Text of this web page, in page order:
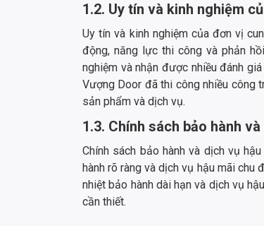
1.2. Uy tín và kinh nghiệm
Uy tín và kinh nghiệm của đơn vị
động, năng lực thi công và phản
nghiệm và nhận được nhiều đánh
Vượng Door đã thi công nhiều công
sản phẩm và dịch vụ.
1.3. Chính sách bảo hành
Chính sách bảo hành và dịch vụ
hành rõ ràng và dịch vụ hậu mãi
nhiệt bảo hành dài hạn và dịch vụ
cần thiết.